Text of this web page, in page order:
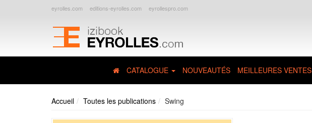
eyrolles.com editions-eyrolles.com eyrollespro.com
CATALOGUE NOUVEAUTÉS MEILLEURES VENTES
Accueil Toutes les publications Swing